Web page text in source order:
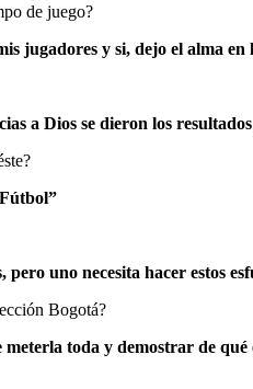
de juego?
jugadores y si, dejo el alma en
a Dios se dieron los
uno necesita hacer estos
Bogotá?
toda y demostrar de qué